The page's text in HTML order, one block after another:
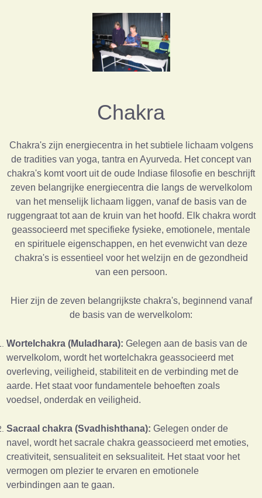
Chakra
Chakra's zijn energiecentra in het subtiele lichaam volgens
de tradities van yoga, tantra en Ayurveda. Het concept van
chakra's komt voort uit de oude Indiase filosofie en beschrijft
zeven belangrijke energiecentra die langs de wervelkolom
van het menselijk lichaam liggen, vanaf de basis van de
ruggengraat tot aan de kruin van het hoofd. Elk chakra wordt
geassocieerd met specifieke fysieke, emotionele, mentale
en spirituele eigenschappen, en het evenwicht van deze
chakra's is essentieel voor het welzijn en de gezondheid
van een persoon.
Hier zijn de zeven belangrijkste chakra's, beginnend vanaf
de basis van de wervelkolom:
Wortelchakra (Muladhara): Gelegen aan de basis van de
wervelkolom, wordt het wortelchakra geassocieerd met
overleving, veiligheid, stabiliteit en de verbinding met de
aarde. Het staat voor fundamentele behoeften zoals
voedsel, onderdak en veiligheid.
Sacraal chakra (Svadhishthana): Gelegen onder de
navel, wordt het sacrale chakra geassocieerd met emoties,
creativiteit, sensualiteit en seksualiteit. Het staat voor het
vermogen om plezier te ervaren en emotionele
verbindingen aan te gaan.